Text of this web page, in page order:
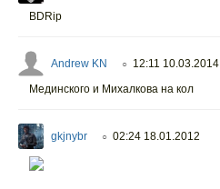
BDRip
Andrew KN ○ 12:11 10.03.2014
Мединского и Михалкова на кол
gkjnybr ○ 02:24 18.01.2012